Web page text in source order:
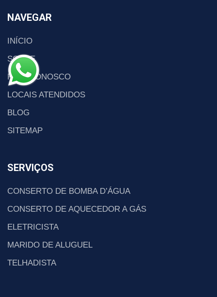
NAVEGAR
INÍCIO
SOBRE
FALE CONOSCO
LOCAIS ATENDIDOS
BLOG
SITEMAP
SERVIÇOS
CONSERTO DE BOMBA D’ÁGUA
CONSERTO DE AQUECEDOR A GÁS
ELETRICISTA
MARIDO DE ALUGUEL
TELHADISTA